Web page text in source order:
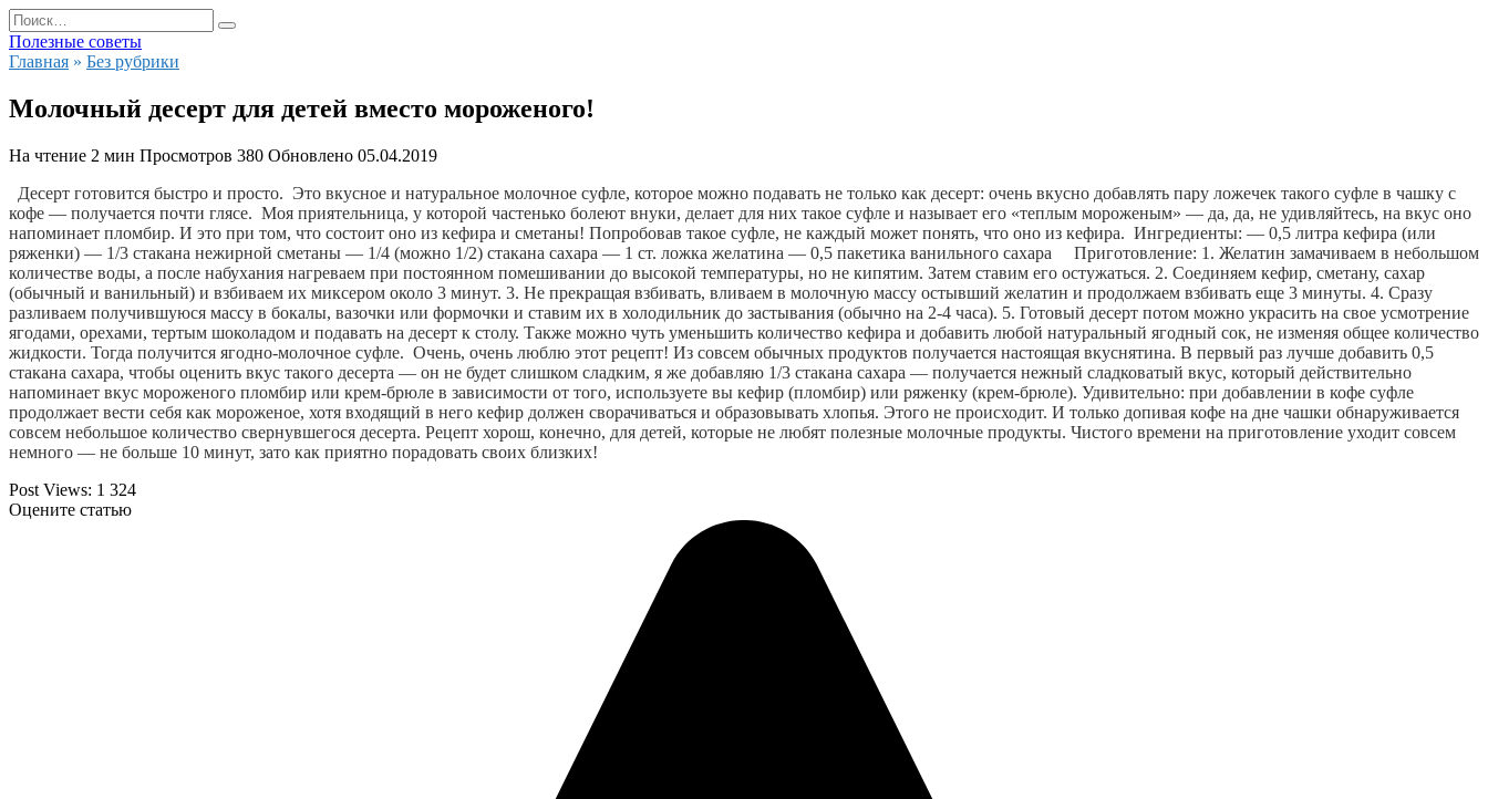
Перейти
к
содержанию
Search
for:
Полезные советы
Главная » Без рубрики
Молочный десерт для детей вместо мороженого!
На чтение 2 мин Просмотров 380 Обновлено 05.04.2019
Десерт готовится быстро и просто.  Это вкусное и натуральное молочное суфле, которое можно подавать не только как десерт: очень вкусно добавлять пару ложечек такого суфле в чашку с
кофе — получается почти глясе.  Моя приятельница, у которой частенько болеют внуки, делает для них такое суфле и называет его «теплым мороженым» — да, да, не удивляйтесь, на вкус оно
напоминает пломбир. И это при том, что состоит оно из кефира и сметаны! Попробовав такое суфле, не каждый может понять, что оно из кефира.
  Ингредиенты: — 0,5 литра кефира (или
ряженки) — 1/3 стакана нежирной сметаны — 1/4 (можно 1/2) стакана сахара — 1 ст. ложка желатина — 0,5 пакетика ванильного сахара     Приготовление: 1. Желатин замачиваем в небольшом
количестве воды, а после набухания нагреваем при постоянном помешивании до высокой температуры, но не кипятим. Затем ставим его остужаться. 2. Соединяем кефир, сметану, сахар
(обычный и ванильный) и взбиваем их миксером около 3 минут. 3. Не прекращая взбивать, вливаем в молочную массу остывший желатин и продолжаем взбивать еще 3 минуты. 4. Сразу
разливаем получившуюся массу в бокалы, вазочки или формочки и ставим их в холодильник до застывания (обычно на 2-4 часа). 5. Готовый десерт потом можно украсить на свое усмотрение
ягодами, орехами, тертым шоколадом и подавать на десерт к столу. Также можно чуть уменьшить количество кефира и добавить любой натуральный ягодный сок, не изменяя общее количество
жидкости. Тогда получится ягодно-молочное суфле.  Очень, очень люблю этот рецепт! Из совсем обычных продуктов получается настоящая вкуснятина. В первый раз лучше добавить 0,5
стакана сахара, чтобы оценить вкус такого десерта — он не будет слишком сладким, я же добавляю 1/3 стакана сахара — получается нежный сладковатый вкус, который действительно
напоминает вкус мороженого пломбир или крем-брюле в зависимости от того, используете вы кефир (пломбир) или ряженку (крем-брюле). Удивительно: при добавлении в кофе суфле
продолжает вести себя как мороженое, хотя входящий в него кефир должен сворачиваться и образовывать хлопья. Этого не происходит. И только допивая кофе на дне чашки обнаруживается
совсем небольшое количество свернувшегося десерта. Рецепт хорош, конечно, для детей, которые не любят полезные молочные продукты. Чистого времени на приготовление уходит совсем
немного — не больше 10 минут, зато как приятно порадовать своих близких!
Post Views: 1 324
Оцените статью